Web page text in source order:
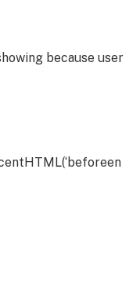
because user